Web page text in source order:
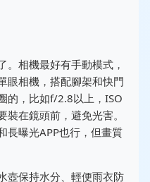
。相機最好有手動模式，
眼相機，搭配腳架和快門
的，比如f/2.8以上，ISO
在鏡頭前，避免光害。
長曝光APP也行，但畫質
壺保持水分、輕便雨衣防